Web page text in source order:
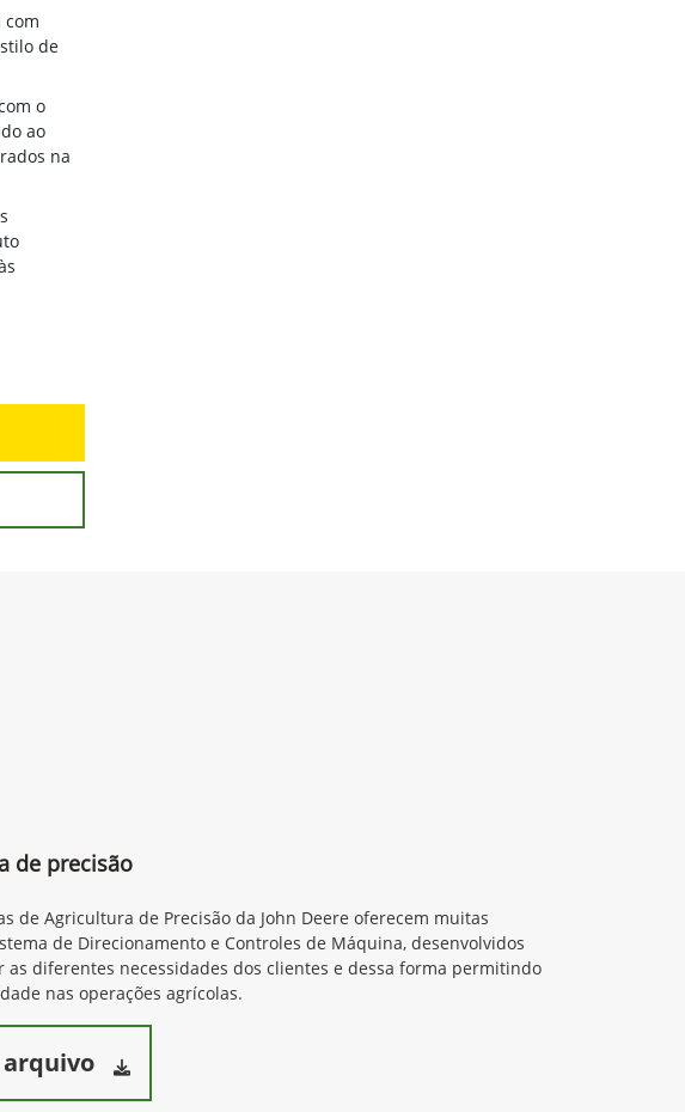
com
de
o
ao
na
de precisão
de Agricultura de Precisão da John Deere oferecem muitas
de Direcionamento e Controles de Máquina, desenvolvidos
as diferentes necessidades dos clientes e dessa forma permitindo
nas operações agrícolas.